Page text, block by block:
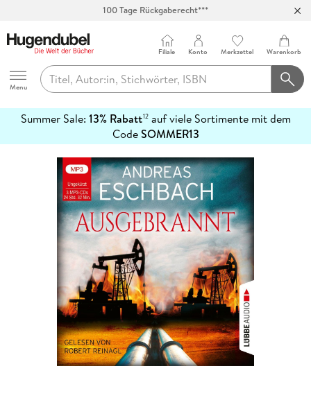
Abholung in über 100 Filialen
Hugendubel
Menu
Filiale Konto Merkzettel Warenkorb
Summer Sale: 13% Rabatt12auf viele Sortimente mit dem
CodeSOMMER13
erfahren